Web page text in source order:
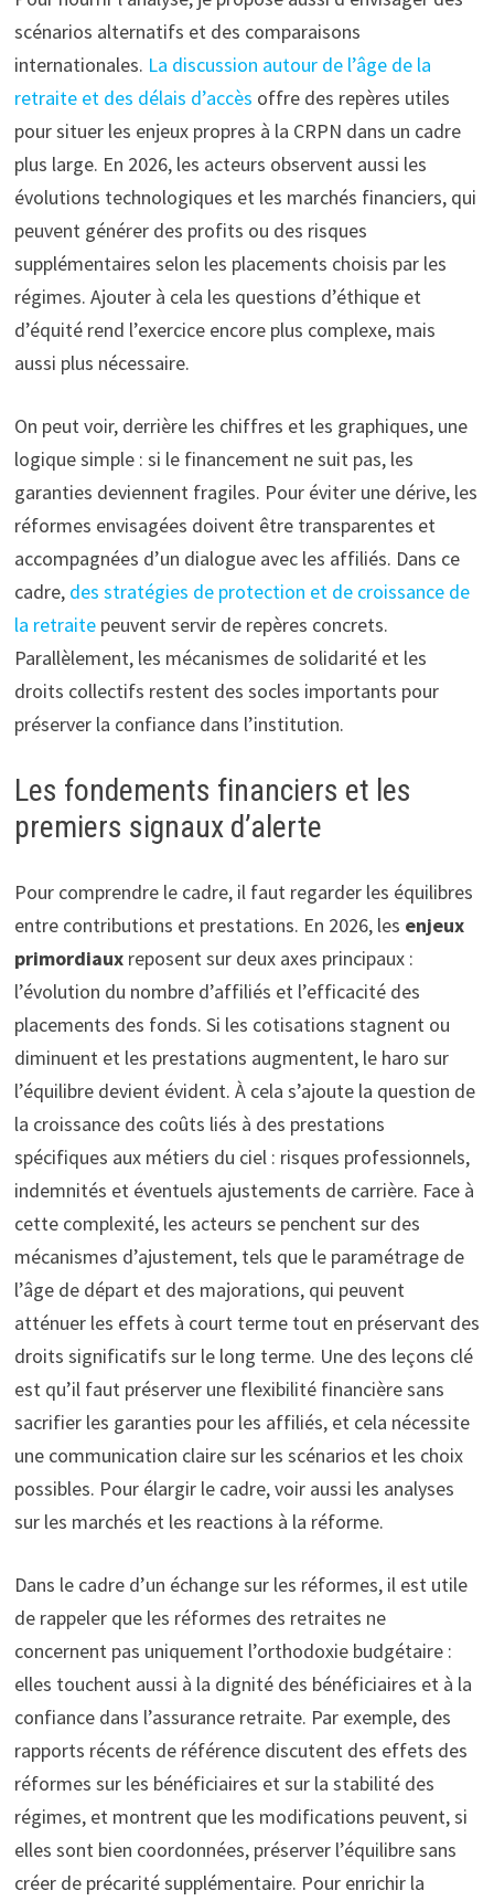
scénarios alternatifs et des comparaisons
internationales. La discussion autour de l’âge de la
retraite et des délais d’accès offre des repères utiles
pour situer les enjeux propres à la CRPN dans un cadre
plus large. En 2026, les acteurs observent aussi les
évolutions technologiques et les marchés financiers, qui
peuvent générer des profits ou des risques
supplémentaires selon les placements choisis par les
régimes. Ajouter à cela les questions d’éthique et
d’équité rend l’exercice encore plus complexe, mais
aussi plus nécessaire.
On peut voir, derrière les chiffres et les graphiques, une
logique simple : si le financement ne suit pas, les
garanties deviennent fragiles. Pour éviter une dérive, les
réformes envisagées doivent être transparentes et
accompagnées d’un dialogue avec les affiliés. Dans ce
cadre, des stratégies de protection et de croissance de
la retraitepeuvent servir de repères concrets.
Parallèlement, les mécanismes de solidarité et les
droits collectifs restent des socles importants pour
préserver la confiance dans l’institution.
Les fondements financiers et les
premiers signaux d’alerte
Pour comprendre le cadre, il faut regarder les équilibres
entre contributions et prestations. En 2026, les enjeux
primordiauxreposent sur deux axes principaux :
l’évolution du nombre d’affiliés et l’efficacité des
placements des fonds. Si les cotisations stagnent ou
diminuent et les prestations augmentent, le haro sur
l’équilibre devient évident. À cela s’ajoute la question de
la croissance des coûts liés à des prestations
spécifiques aux métiers du ciel : risques professionnels,
indemnités et éventuels ajustements de carrière. Face à
cette complexité, les acteurs se penchent sur des
mécanismes d’ajustement, tels que le paramétrage de
l’âge de départ et des majorations, qui peuvent
atténuer les effets à court terme tout en préservant des
droits significatifs sur le long terme. Une des leçons clé
est qu’il faut préserver une flexibilité financière sans
sacrifier les garanties pour les affiliés, et cela nécessite
une communication claire sur les scénarios et les choix
possibles. Pour élargir le cadre, voir aussi les analyses
sur les marchés et les reactions à la réforme.
Dans le cadre d’un échange sur les réformes, il est utile
de rappeler que les réformes des retraites ne
concernent pas uniquement l’orthodoxie budgétaire :
elles touchent aussi à la dignité des bénéficiaires et à la
confiance dans l’assurance retraite. Par exemple, des
rapports récents de référence discutent des effets des
réformes sur les bénéficiaires et sur la stabilité des
régimes, et montrent que les modifications peuvent, si
elles sont bien coordonnées, préserver l’équilibre sans
créer de précarité supplémentaire. Pour enrichir la